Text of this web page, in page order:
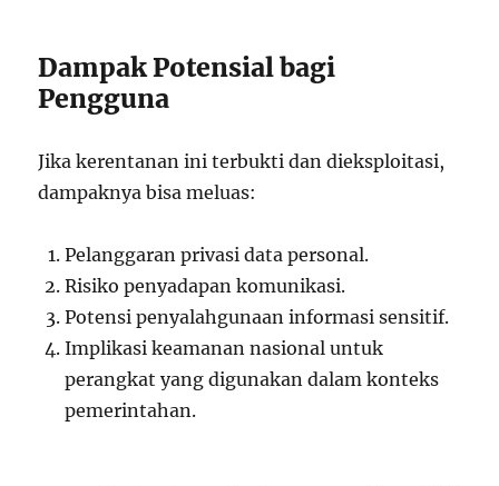
Dampak Potensial bagi
Pengguna
Jika kerentanan ini terbukti dan dieksploitasi,
dampaknya bisa meluas:
Pelanggaran privasi data personal.
Risiko penyadapan komunikasi.
Potensi penyalahgunaan informasi sensitif.
Implikasi keamanan nasional untuk
perangkat yang digunakan dalam konteks
pemerintahan.